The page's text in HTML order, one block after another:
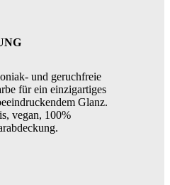
und geruchfreie
für ein einzigartiges
Glanz.
vegan, 100%